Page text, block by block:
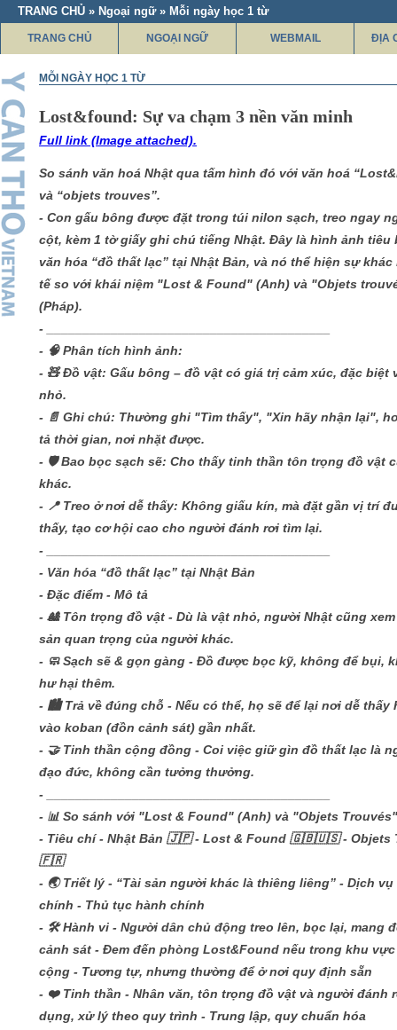
TRANG CHỦ » Ngoại ngữ » Mỗi ngày học 1 từ
TRANG CHỦ NGOẠI NGỮ WEBMAIL ĐỊA
MỖI NGÀY HỌC 1 TỪ
Lost&found: Sự va chạm 3 nền văn minh
Full link (Image attached).
So sánh văn hoá Nhật qua tấm hình đó với văn hoá
và “objets trouves”.
- Con gấu bông được đặt trong túi nilon sạch, treo ngay
cột, kèm 1 tờ giấy ghi chú tiếng Nhật. Đây là hình ảnh tiêu
văn hóa “đồ thất lạc” tại Nhật Bản, và nó thể hiện sự
tế so với khái niệm "Lost & Found" (Anh) và "Objets
(Pháp).
- ________________________________________
- 🧠 Phân tích hình ảnh:
- 🧸 Đồ vật: Gấu bông – đồ vật có giá trị cảm xúc, đặc biệt
nhỏ.
- 📄 Ghi chú: Thường ghi "Tìm thấy", "Xin hãy nhận lại",
tả thời gian, nơi nhặt được.
- 🛡️ Bao bọc sạch sẽ: Cho thấy tinh thần tôn trọng đồ vật
khác.
- 📍 Treo ở nơi dễ thấy: Không giấu kín, mà đặt gần vị trí
thấy, tạo cơ hội cao cho người đánh rơi tìm lại.
- ________________________________________
- Văn hóa “đồ thất lạc” tại Nhật Bản
- Đặc điểm - Mô tả
- 🎎 Tôn trọng đồ vật - Dù là vật nhỏ, người Nhật cũng
sản quan trọng của người khác.
- 🧼 Sạch sẽ & gọn gàng - Đồ được bọc kỹ, không để bụi,
hư hại thêm.
- 🏙️ Trả về đúng chỗ - Nếu có thể, họ sẽ để lại nơi dễ thấy
vào koban (đồn cảnh sát) gần nhất.
- 🤝 Tinh thần cộng đồng - Coi việc giữ gìn đồ thất lạc là
đạo đức, không cần tưởng thưởng.
- ________________________________________
- 📊 So sánh với "Lost & Found" (Anh) và "Objets
- Tiêu chí - Nhật Bản 🇯🇵 - Lost & Found 🇬🇧🇺🇸 - Objets
🇫🇷
- 🌏 Triết lý - “Tài sản người khác là thiêng liêng” - Dịch vụ
chính - Thủ tục hành chính
- 🛠️ Hành vi - Người dân chủ động treo lên, bọc lại, mang
cảnh sát - Đem đến phòng Lost&Found nếu trong khu
cộng - Tương tự, nhưng thường để ở nơi quy định sẵn
- ❤️ Tinh thần - Nhân văn, tôn trọng đồ vật và người đánh
dụng, xử lý theo quy trình - Trung lập, quy chuẩn hóa